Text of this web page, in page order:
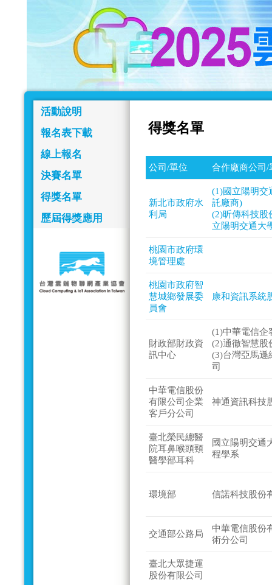
活動說明
報名表下載
線上報名
決賽名單
得獎名單
歷屆得獎應用
得獎名單
公司/單位 合作廠商公司/
新北市政府水
利局
(1)國立陽明交
託廠商)
(2)昕傳科技股
立陽明交通大
桃園市政府環
境管理處
桃園市政府智
慧城鄉發展委
員會
康和資訊系統
財政部財政資
訊中心
(1)中華電信企
(2)通徹智慧股
(3)台灣亞馬遜
司
中華電信股份
有限公司企業
客戶分公司
神通資訊科技
臺北榮民總醫
院耳鼻喉頭頸
醫學部耳科
國立陽明交通
程學系
環境部 信諾科技股份
交通部公路局
中華電信股份
術分公司
臺北大眾捷運
股份有限公司